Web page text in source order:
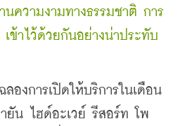
ความงามทางธรรมชาติ การ
าไว้ด้วยกันอย่างน่าประทับ
งการเปิดให้บริการในเดือน
ยัน ไฮด์อะเวย์ รีสอร์ท โพ